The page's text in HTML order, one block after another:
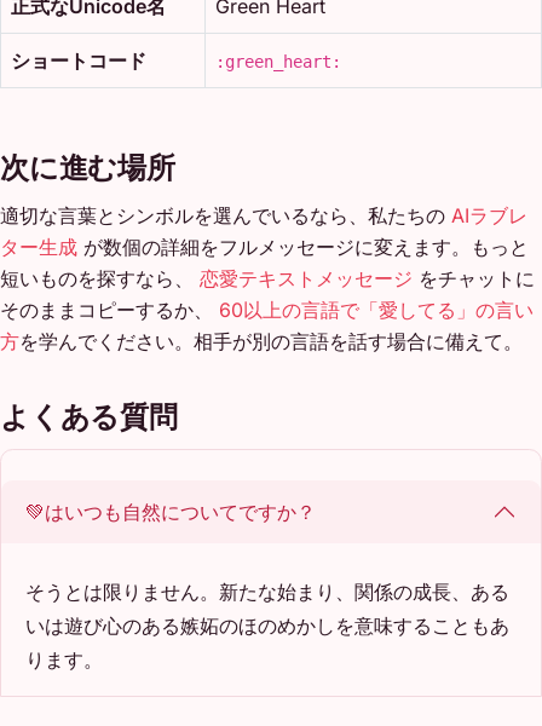
正式なUnicode名 Green Heart
ショートコード :green_heart:
次に進む場所
適切な言葉とシンボルを選んでいるなら、私たちの AIラブレ
ター生成 が数個の詳細をフルメッセージに変えます。もっと
短いものを探すなら、 恋愛テキストメッセージ をチャットに
そのままコピーするか、 60以上の言語で「愛してる」の言い
方を学んでください。相手が別の言語を話す場合に備えて。
よくある質問
💚はいつも自然についてですか？
そうとは限りません。新たな始まり、関係の成長、ある
いは遊び心のある嫉妬のほのめかしを意味することもあ
ります。